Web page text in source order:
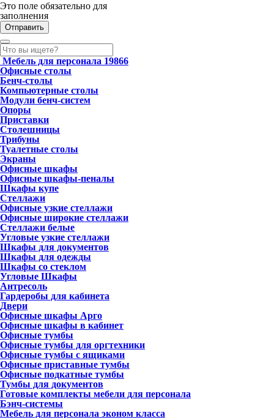
Это поле обязательно для
заполнения
Мебель для персонала 19866
Офисные столы
Бенч-столы
Компьютерные столы
Модули бенч-систем
Опоры
Приставки
Столешницы
Трибуны
Туалетные столы
Экраны
Офисные шкафы
Офисные шкафы-пеналы
Шкафы купе
Стеллажи
Офисные узкие стеллажи
Офисные широкие стеллажи
Стеллажи белые
Угловые узкие стеллажи
Шкафы для документов
Шкафы для одежды
Шкафы со стеклом
Угловые Шкафы
Антресоль
Гардеробы для кабинета
Двери
Офисные шкафы Арго
Офисные шкафы в кабинет
Офисные тумбы
Офисные тумбы для оргтехники
Офисные тумбы с ящиками
Офисные приставные тумбы
Офисные подкатные тумбы
Тумбы для документов
Готовые комплекты мебели для персонала
Бэнч-системы
Мебель для персонала эконом класса